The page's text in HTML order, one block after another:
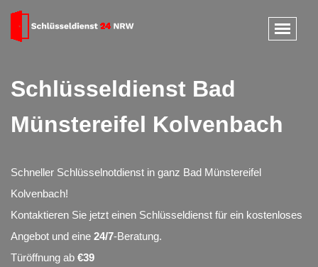
Schlüsseldienst Bad
Münstereifel Kolvenbach
Schneller Schlüsselnotdienst in ganz Bad Münstereifel
Kolvenbach!
Kontaktieren Sie jetzt einen Schlüsseldienst für ein kostenloses
Angebot und eine 24/7-Beratung.
Türöffnung ab €39